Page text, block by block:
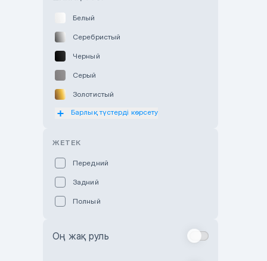
Белый
Серебристый
Черный
Серый
Золотистый
Оранжевый
Барлық түстерді көрсету
ЖЕТЕК
Передний
Задний
Полный
Оң жақ руль